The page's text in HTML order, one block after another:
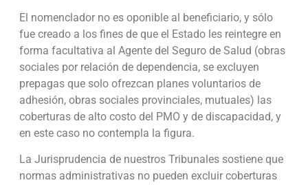
El nomenclador no es oponible al beneficiario, y sólo
fue creado a los fines de que el Estado les reintegre en
forma facultativa al Agente del Seguro de Salud (obras
sociales por relación de dependencia, se excluyen
prepagas que solo ofrezcan planes voluntarios de
adhesión, obras sociales provinciales, mutuales) las
coberturas de alto costo del PMO y de discapacidad, y
en este caso no contempla la figura.
La Jurisprudencia de nuestros Tribunales sostiene que
normas administrativas no pueden excluir coberturas